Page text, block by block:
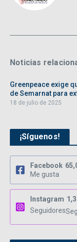
Noticias
Greenpeace exige
de Semarnat para
18 de julio de 2025
¡Síguenos!
Facebook
Me gusta
Instagram
Seguidores